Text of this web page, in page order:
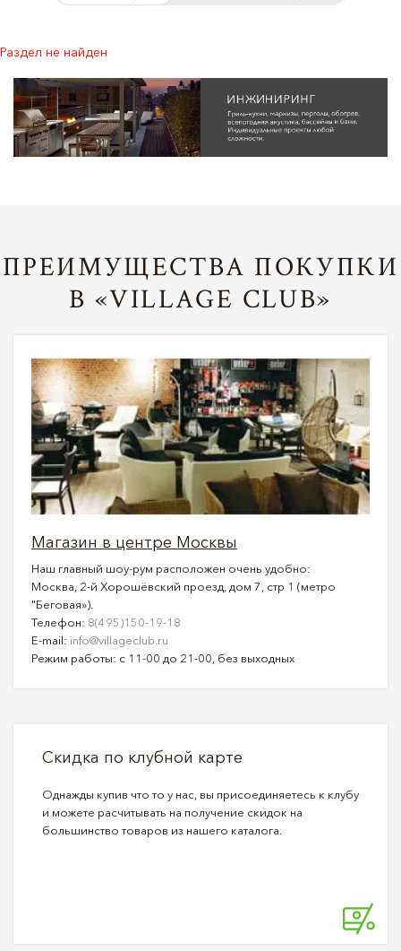
Раздел не найден
ПРЕИМУЩЕСТВА ПОКУПКИ
В «VILLAGE CLUB»
Магазин в центре Москвы
Наш главный шоу-рум расположен очень удобно:
Москва, 2-й Хорошёвский проезд, дом 7, стр 1 (метро
"Беговая»).
Телефон: 8(495)150-19-18
E-mail: info@villageclub.ru
Режим работы: с 11-00 до 21-00, без выходных
Скидка по клубной карте
Однажды купив что то у нас, вы присоединяетесь к клубу
и можете расчитывать на получение скидок на
большинство товаров из нашего каталога.